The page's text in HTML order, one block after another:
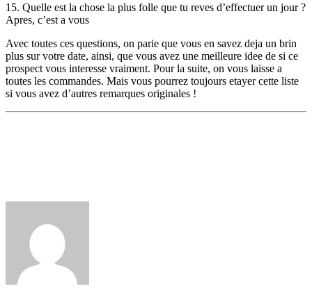
15. Quelle est la chose la plus folle que tu reves d’effectuer un jour ?
Apres, c’est a vous
Avec toutes ces questions, on parie que vous en savez deja un brin
plus sur votre date, ainsi, que vous avez une meilleure idee de si ce
prospect vous interesse vraiment. Pour la suite, on vous laisse a
toutes les commandes. Mais vous pourrez toujours etayer cette liste
si vous avez d’autres remarques originales !